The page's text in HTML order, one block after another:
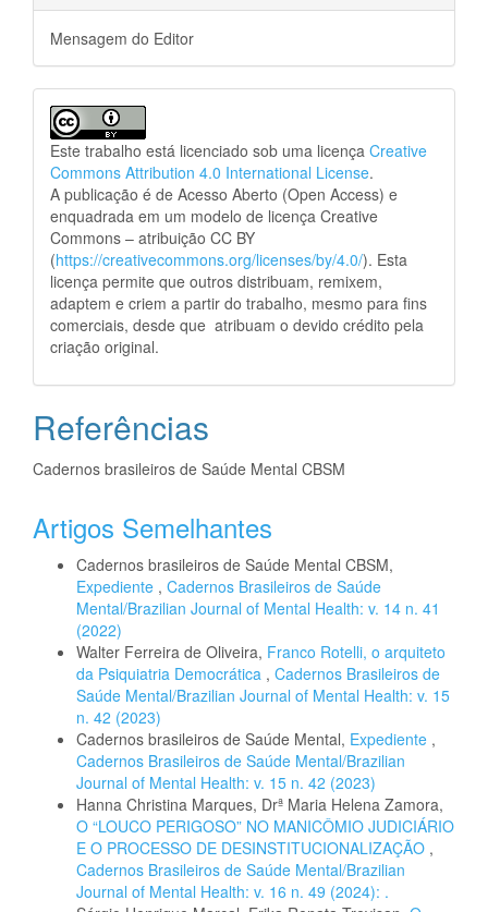
Mensagem do Editor
Este trabalho está licenciado sob uma licença Creative
Commons Attribution 4.0 International License.
A publicação é de Acesso Aberto (Open Access) e
enquadrada em um modelo de licença Creative
Commons – atribuição CC BY
(https://creativecommons.org/licenses/by/4.0/). Esta
licença permite que outros distribuam, remixem,
adaptem e criem a partir do trabalho, mesmo para fins
comerciais, desde que atribuam o devido crédito pela
criação original.
Referências
Cadernos brasileiros de Saúde Mental CBSM
Artigos Semelhantes
Cadernos brasileiros de Saúde Mental CBSM,
Expediente , Cadernos Brasileiros de Saúde
Mental/Brazilian Journal of Mental Health: v. 14 n. 41
(2022)
Walter Ferreira de Oliveira, Franco Rotelli, o arquiteto
da Psiquiatria Democrática , Cadernos Brasileiros de
Saúde Mental/Brazilian Journal of Mental Health: v. 15
n. 42 (2023)
Cadernos brasileiros de Saúde Mental, Expediente ,
Cadernos Brasileiros de Saúde Mental/Brazilian
Journal of Mental Health: v. 15 n. 42 (2023)
Hanna Christina Marques, Drª Maria Helena Zamora,
O “LOUCO PERIGOSO” NO MANICÔMIO JUDICIÁRIO
E O PROCESSO DE DESINSTITUCIONALIZAÇÃO ,
Cadernos Brasileiros de Saúde Mental/Brazilian
Journal of Mental Health: v. 16 n. 49 (2024): .